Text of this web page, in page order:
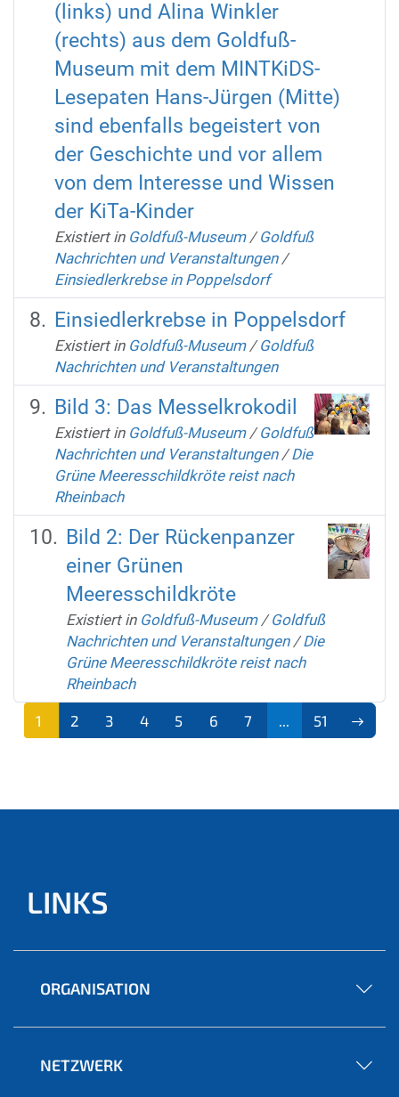
(links) und Alina Winkler
(rechts) aus dem Goldfuß-
Museum mit dem MINTKiDS-
Lesepaten Hans-Jürgen (Mitte)
sind ebenfalls begeistert von
der Geschichte und vor allem
von dem Interesse und Wissen
der KiTa-Kinder
Existiert in Goldfuß-Museum /Goldfuß
Nachrichten und Veranstaltungen /
Einsiedlerkrebse in Poppelsdorf
Einsiedlerkrebse in Poppelsdorf
Existiert in Goldfuß-Museum /Goldfuß
Nachrichten und Veranstaltungen
Bild 3: Das Messelkrokodil
Existiert in Goldfuß-Museum /Goldfuß
Nachrichten und Veranstaltungen /Die
Grüne Meeresschildkröte reist nach
Rheinbach
Bild 2: Der Rückenpanzer
einer Grünen
Meeresschildkröte
Existiert in Goldfuß-Museum /Goldfuß
Nachrichten und Veranstaltungen /Die
Grüne Meeresschildkröte reist nach
Rheinbach
1
2 3 4 5 6 7 51
LINKS
ORGANISATION
NETZWERK